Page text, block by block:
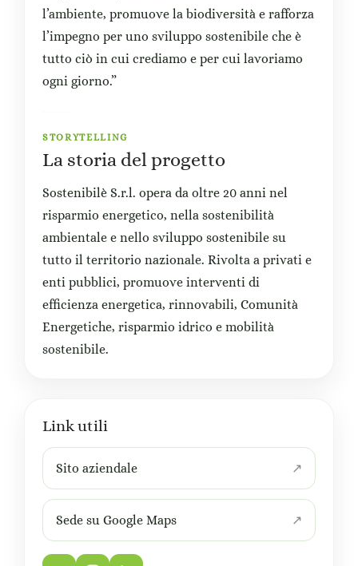
l’ambiente, promuove la biodiversità e rafforza
l’impegno per uno sviluppo sostenibile che è
tutto ciò in cui crediamo e per cui lavoriamo
ogni giorno.”
STORYTELLING
La storia del progetto
Sostenibilè S.r.l. opera da oltre 20 anni nel
risparmio energetico, nella sostenibilità
ambientale e nello sviluppo sostenibile su
tutto il territorio nazionale. Rivolta a privati e
enti pubblici, promuove interventi di
efficienza energetica, rinnovabili, Comunità
Energetiche, risparmio idrico e mobilità
sostenibile.
Link utili
Sito aziendale
Sede su Google Maps